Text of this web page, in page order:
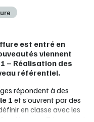
est entré en
viennent
– Réalisation des
référentiel.
répondent à des
1et s’ouvrent par des
en classe avec les